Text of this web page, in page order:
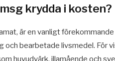
krydda i kosten?
är en vanligt
bearbetade livsmedel. För
huvudvärk, illamående och